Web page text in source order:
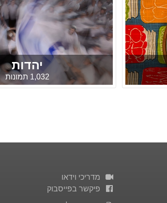
יהדות
1,032 תמונות
מדריכי וידאו
פיקשר בפייסבוק